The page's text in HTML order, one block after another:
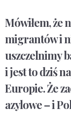
Mówiłem, że
migrantów i
uszczelnimy
i jest to dziś
Europie. Że
azylowe – i